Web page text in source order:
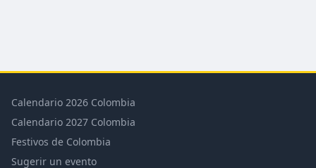
Calendario 2026 Colombia
Calendario 2027 Colombia
Festivos de Colombia
Sugerir un evento